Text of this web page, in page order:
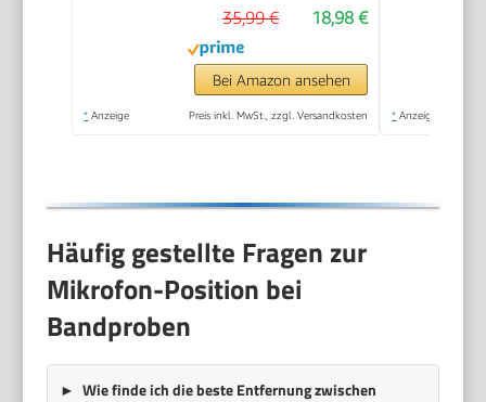
kompatibel mit
Bluetooth iOS
Android (Rosa)
18,98 €
35,99 €
Bei Amazon ansehen
* Anzeige Preis inkl. MwSt., zzgl. Versandkosten * Anzeige
Häufig gestellte Fragen zur
Mikrofon-Position bei
Bandproben
Wie finde ich die beste Entfernung zwischen